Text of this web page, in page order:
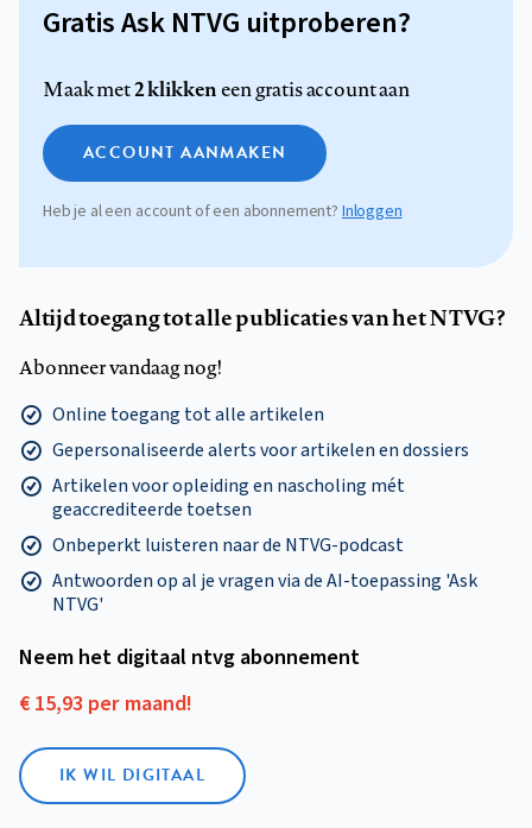
Gratis Ask NTVG uitproberen?
Maak met2 klikkeneen gratis account aan
ACCOUNT AANMAKEN
Heb je al een account of een abonnement?Inloggen
Altijd toegang tot alle publicaties van het NTVG?
Abonneer vandaag nog!
Online toegang tot alle artikelen
Gepersonaliseerde alerts voor artikelen en dossiers
Artikelen voor opleiding en nascholing mét
geaccrediteerde toetsen
Onbeperkt luisteren naar de NTVG-podcast
Antwoorden op al je vragen via de AI-toepassing 'Ask
NTVG'
Neem het digitaal ntvg abonnement
€ 15,93 per maand!
IK WIL DIGITAAL